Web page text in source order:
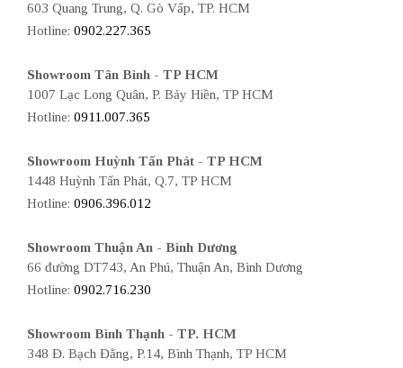
603 Quang Trung, Q. Gò Vấp, TP. HCM
Hotline: 0902.227.365
Showroom Tân Bình - TP HCM
1007 Lạc Long Quân, P. Bảy Hiền, TP HCM
Hotline: 0911.007.365
Showroom Huỳnh Tấn Phát - TP HCM
1448 Huỳnh Tấn Phát, Q.7, TP HCM
Hotline: 0906.396.012
Showroom Thuận An - Bình Dương
66 đường DT743, An Phú, Thuận An, Bình Dương
Hotline: 0902.716.230
Showroom Bình Thạnh - TP. HCM
348 Đ. Bạch Đằng, P.14, Bình Thạnh, TP HCM